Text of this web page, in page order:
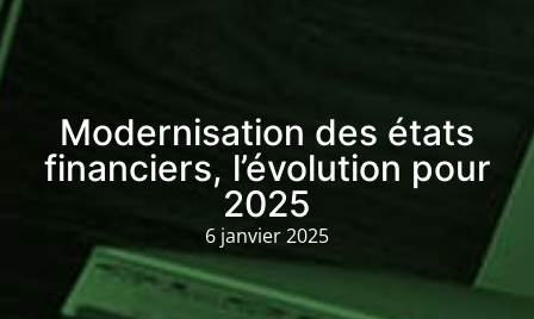
Modernisation des états
financiers, l’évolution pour
2025
6 janvier 2025